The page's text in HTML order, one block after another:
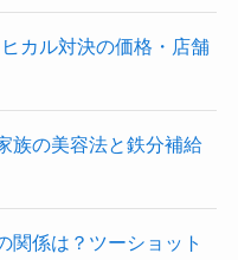
カル対決の価格・店舗
族の美容法と鉄分補給
関係は？ツーショット